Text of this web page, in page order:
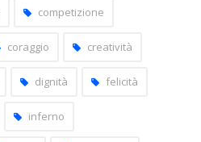
competizione
coraggio creatività
dignità felicità
inferno